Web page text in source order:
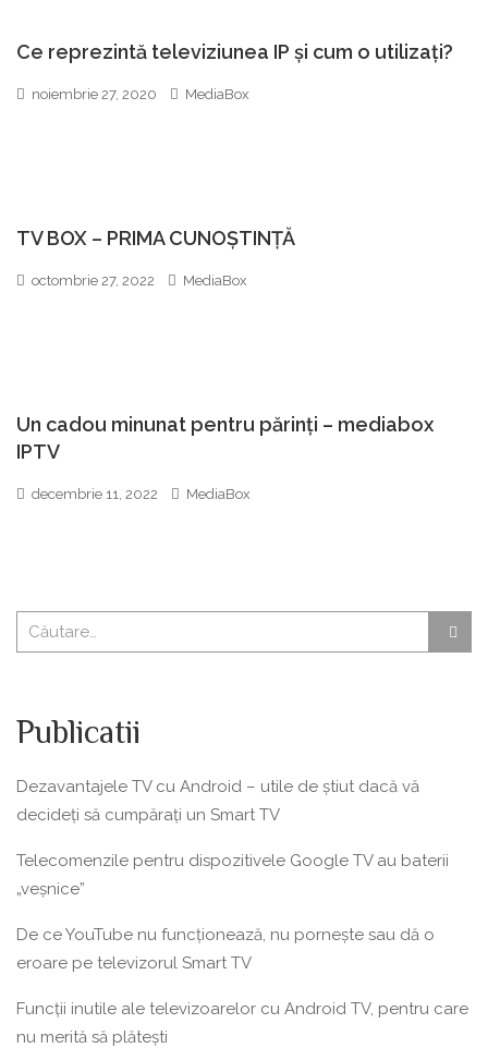
Ce reprezintă televiziunea IP și cum o utilizați?
noiembrie 27, 2020 MediaBox
TV BOX – PRIMA CUNOȘTINȚĂ
octombrie 27, 2022 MediaBox
Un cadou minunat pentru părinți – mediabox
IPTV
decembrie 11, 2022 MediaBox
Publicatii
Dezavantajele TV cu Android – utile de știut dacă vă
decideți să cumpărați un Smart TV
Telecomenzile pentru dispozitivele Google TV au baterii
„veșnice”
De ce YouTube nu funcționează, nu pornește sau dă o
eroare pe televizorul Smart TV
Funcții inutile ale televizoarelor cu Android TV, pentru care
nu merită să plătești